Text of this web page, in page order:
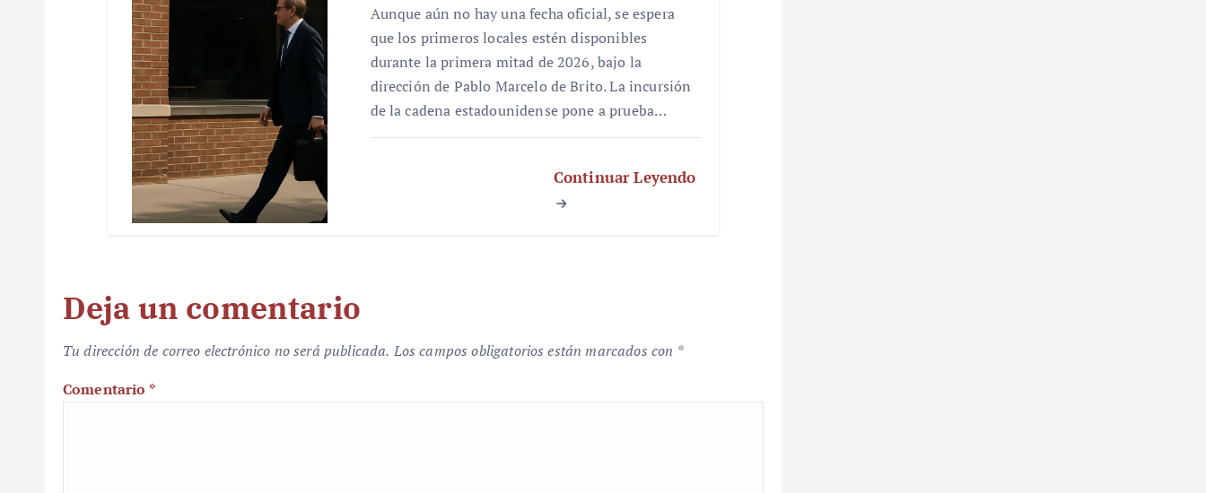
Aunque aún no hay una fecha oficial, se espera
que los primeros locales estén disponibles
durante la primera mitad de 2026, bajo la
dirección de Pablo Marcelo de Brito. La incursión
de la cadena estadounidense pone a prueba…
Continuar Leyendo
Deja un comentario
Tu dirección de correo electrónico no será publicada. Los campos obligatorios están marcados con *
Comentario *